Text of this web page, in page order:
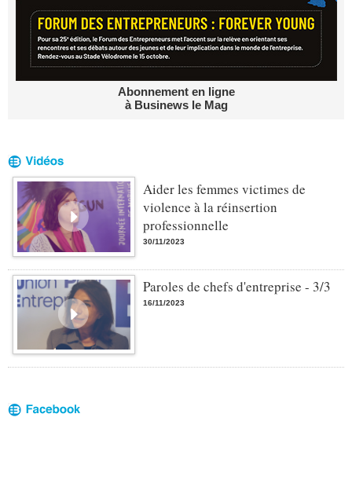
Abonnement en ligne
à Businews le Mag
Aider les femmes victimes de
violence à la réinsertion
professionnelle
30/11/2023
Paroles de chefs d'entreprise - 3/3
16/11/2023